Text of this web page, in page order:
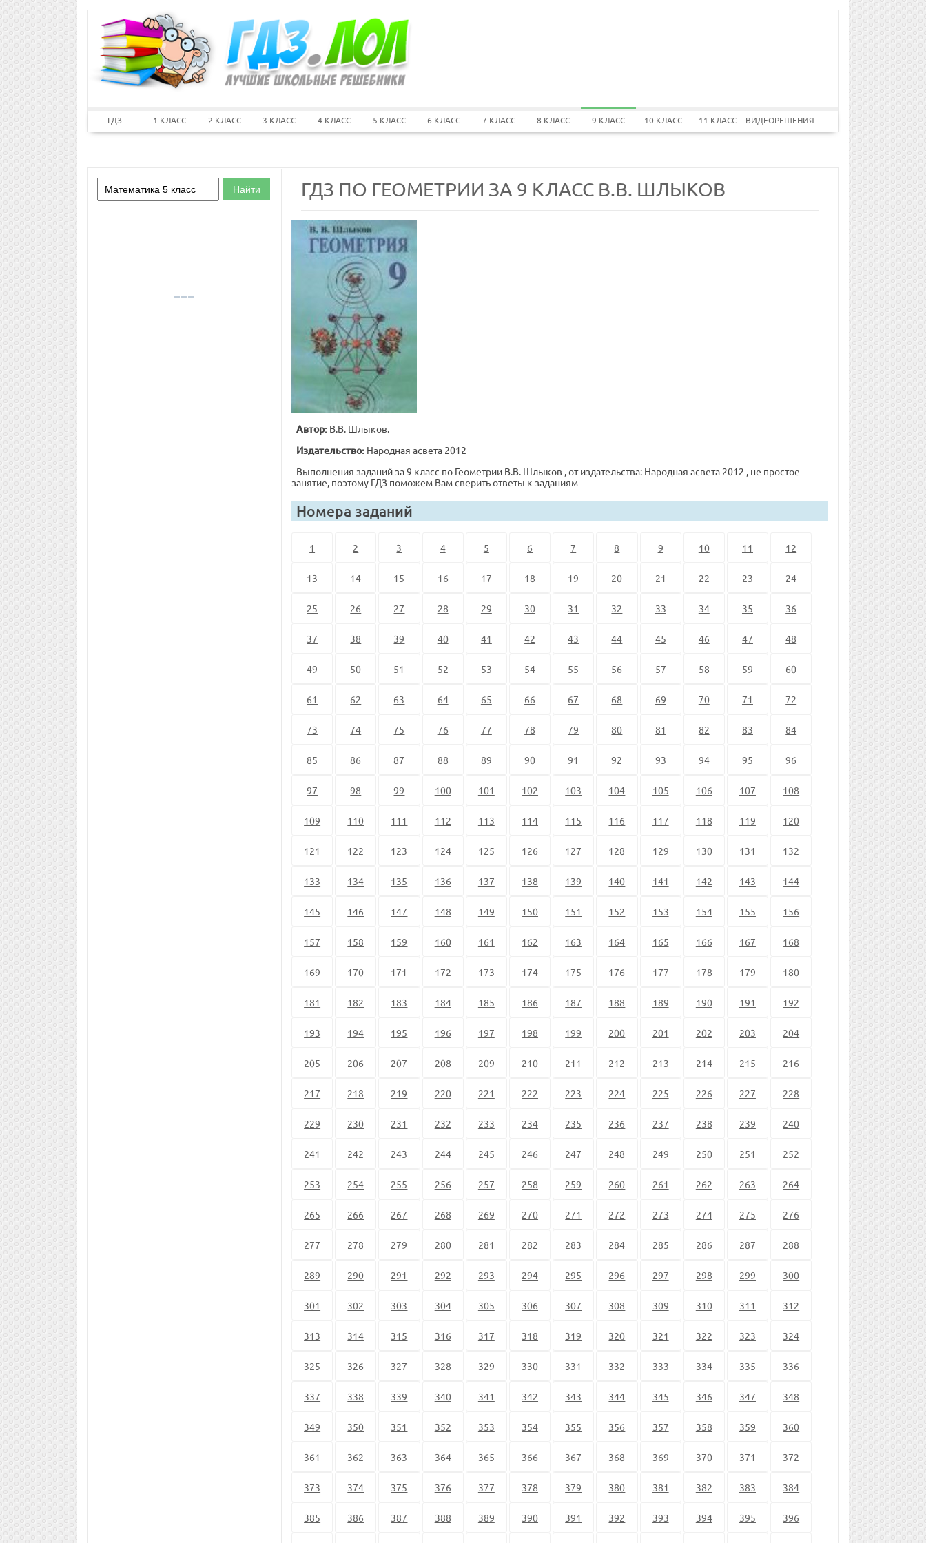
ГДЗ 1 КЛАСС 2 КЛАСС 3 КЛАСС 4 КЛАСС 5 КЛАСС 6 КЛАСС 7 КЛАСС 8 КЛАСС 9 КЛАСС 10 КЛАСС 11 КЛАСС ВИДЕОРЕШЕНИЯ
ГДЗ ПО ГЕОМЕТРИИ ЗА 9 КЛАСС В.В. ШЛЫКОВ
Автор: В.В. Шлыков.
Издательство: Народная асвета 2012
Выполнения заданий за 9 класс по Геометрии В.В. Шлыков , от издательства: Народная асвета 2012 , не простое
занятие, поэтому ГДЗ поможем Вам сверить ответы к заданиям
Номера заданий
1 2 3 4 5 6 7 8 9 10 11 12
13 14 15 16 17 18 19 20 21 22 23 24
25 26 27 28 29 30 31 32 33 34 35 36
37 38 39 40 41 42 43 44 45 46 47 48
49 50 51 52 53 54 55 56 57 58 59 60
61 62 63 64 65 66 67 68 69 70 71 72
73 74 75 76 77 78 79 80 81 82 83 84
85 86 87 88 89 90 91 92 93 94 95 96
97 98 99 100 101 102 103 104 105 106 107 108
109 110 111 112 113 114 115 116 117 118 119 120
121 122 123 124 125 126 127 128 129 130 131 132
133 134 135 136 137 138 139 140 141 142 143 144
145 146 147 148 149 150 151 152 153 154 155 156
157 158 159 160 161 162 163 164 165 166 167 168
169 170 171 172 173 174 175 176 177 178 179 180
181 182 183 184 185 186 187 188 189 190 191 192
193 194 195 196 197 198 199 200 201 202 203 204
205 206 207 208 209 210 211 212 213 214 215 216
217 218 219 220 221 222 223 224 225 226 227 228
229 230 231 232 233 234 235 236 237 238 239 240
241 242 243 244 245 246 247 248 249 250 251 252
253 254 255 256 257 258 259 260 261 262 263 264
265 266 267 268 269 270 271 272 273 274 275 276
277 278 279 280 281 282 283 284 285 286 287 288
289 290 291 292 293 294 295 296 297 298 299 300
301 302 303 304 305 306 307 308 309 310 311 312
313 314 315 316 317 318 319 320 321 322 323 324
325 326 327 328 329 330 331 332 333 334 335 336
337 338 339 340 341 342 343 344 345 346 347 348
349 350 351 352 353 354 355 356 357 358 359 360
361 362 363 364 365 366 367 368 369 370 371 372
373 374 375 376 377 378 379 380 381 382 383 384
385 386 387 388 389 390 391 392 393 394 395 396